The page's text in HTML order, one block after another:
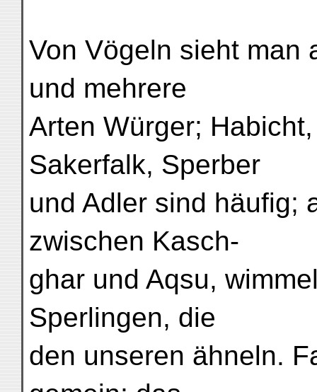
Von Vögeln sieht man
und mehrere
Arten Würger;
Sakerfalk, Sperber
und Adler sind häufig;
zwischen Kasch-
ghar und Aqsu,
Sperlingen, die
den unseren ähneln.